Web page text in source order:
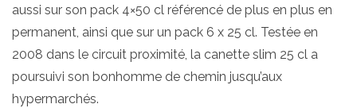
aussi sur son pack 4×50 cl référencé de plus en plus en
permanent, ainsi que sur un pack 6 x 25 cl. Testée en
2008 dans le circuit proximité, la canette slim 25 cl a
poursuivi son bonhomme de chemin jusqu’aux
hypermarchés.